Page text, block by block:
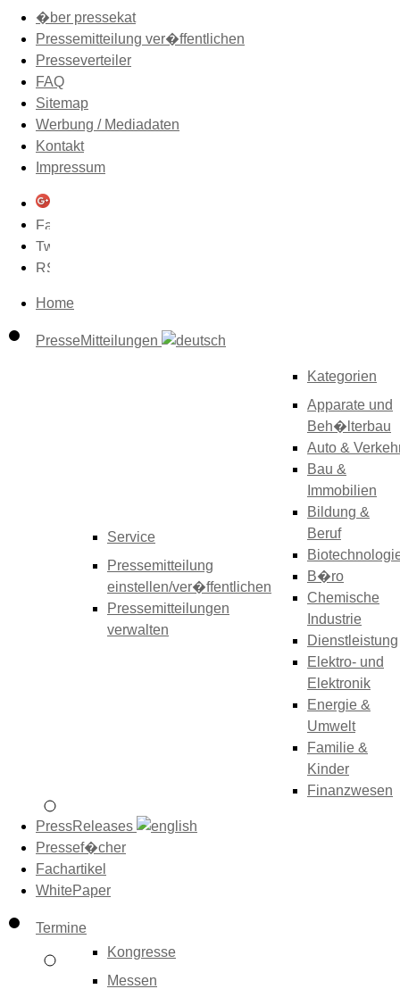
�ber pressekat
Pressemitteilung ver�ffentlichen
Presseverteiler
FAQ
Sitemap
Werbung / Mediadaten
Kontakt
Impressum
Home
PresseMitteilungen
Service
Pressemitteilung
einstellen/ver�ffentlichen
Pressemitteilungen
verwalten
Kategorien
Apparate und
Beh�lterbau
Auto &
Bau &
Immobilien
Bildung &
Beruf
B�ro
Chemische
Industrie
Dienstleistung
Elektro- und
Elektronik
Energie &
Umwelt
Familie &
Kinder
Finanzwesen
PressReleases
Pressef�cher
Fachartikel
WhitePaper
Termine
Kongresse
Messen